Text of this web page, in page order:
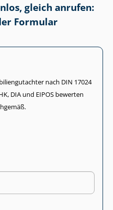
gleich anrufen:
Formular
nach DIN 17024
DIA und EIPOS bewerten